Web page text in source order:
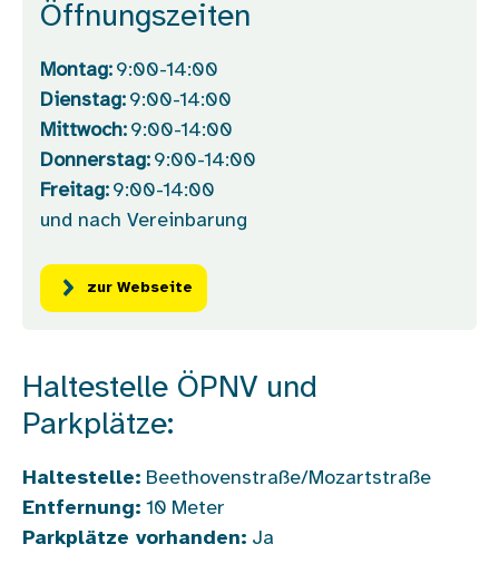
Öffnungszeiten
Montag: 9:00-14:00
Dienstag: 9:00-14:00
Mittwoch: 9:00-14:00
Donnerstag: 9:00-14:00
Freitag: 9:00-14:00
und nach Vereinbarung
zur Webseite
Haltestelle ÖPNV und
Parkplätze:
Haltestelle: Beethovenstraße/Mozartstraße
Entfernung: 10 Meter
Parkplätze vorhanden: Ja